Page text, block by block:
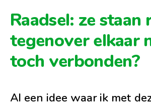
Raadsel: ze staan
tegenover elkaar
toch verbonden?
Al een idee waar ik met